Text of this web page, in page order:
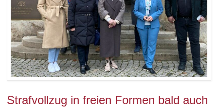
Strafvollzug in freien Formen bald auch